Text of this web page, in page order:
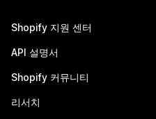
Shopify 지원 센터
API 설명서
Shopify 커뮤니티
리서치